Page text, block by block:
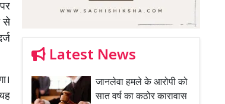
से
Latest News
जानलेवा हमले के आरोपी को
सात वर्ष का कठोर कारावास